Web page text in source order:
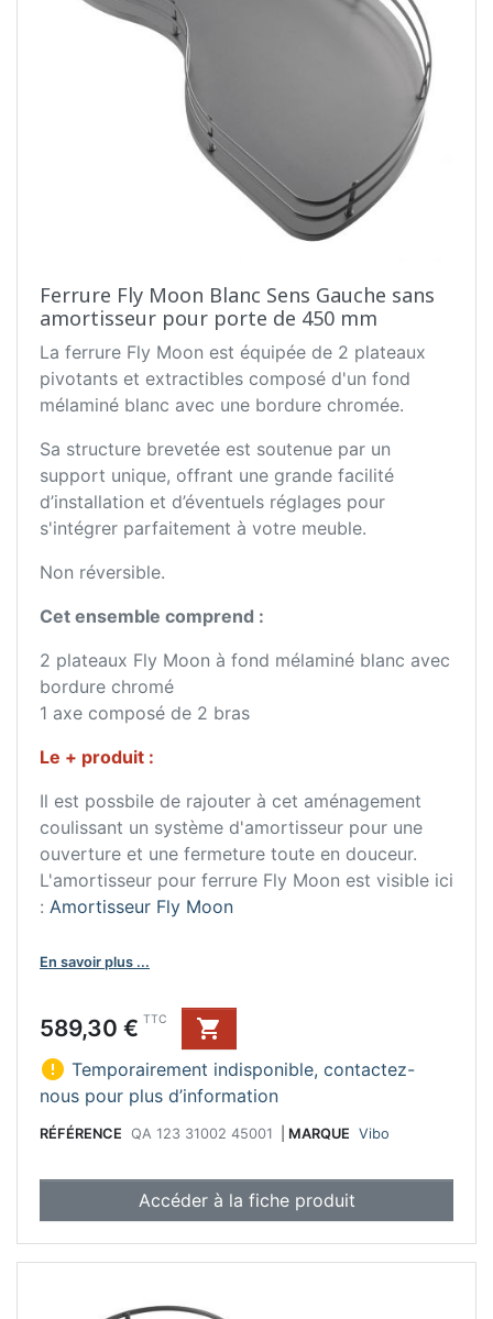
Ferrure Fly Moon Blanc Sens Gauche sans
amortisseur pour porte de 450 mm
La ferrure Fly Moon est équipée de 2 plateaux
pivotants et extractibles composé d'un fond
mélaminé blanc avec une bordure chromée.
Sa structure brevetée est soutenue par un
support unique, offrant une grande facilité
d’installation et d’éventuels réglages pour
s'intégrer parfaitement à votre meuble.
Non réversible.
Cet ensemble comprend :
2 plateaux Fly Moon à fond mélaminé blanc avec
bordure chromé
1 axe composé de 2 bras
Le + produit :
Il est possbile de rajouter à cet aménagement
coulissant un système d'amortisseur pour une
ouverture et une fermeture toute en douceur.
L'amortisseur pour ferrure Fly Moon est visible ici
: Amortisseur Fly Moon
En savoir plus ...
Prix
589,30 € TTC

 Temporairement indisponible, contactez-
nous pour plus d’information
RÉFÉRENCE QA 123 31002 45001 MARQUE Vibo
Accéder à la fiche produit